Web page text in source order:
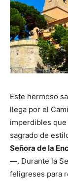
Este hermoso
llega por el
imperdibles
sagrado de
Señora de la
—. Durante la
feligreses para